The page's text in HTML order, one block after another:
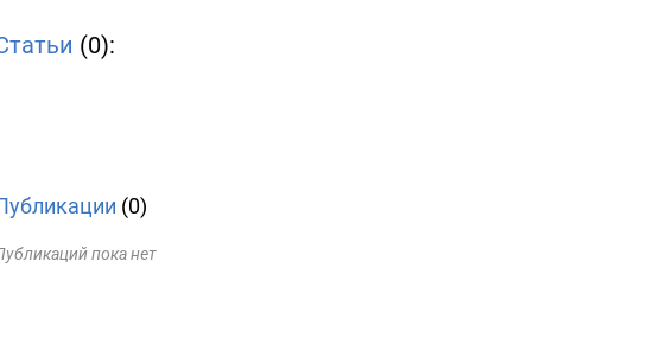
(0):
(0)
пока нет